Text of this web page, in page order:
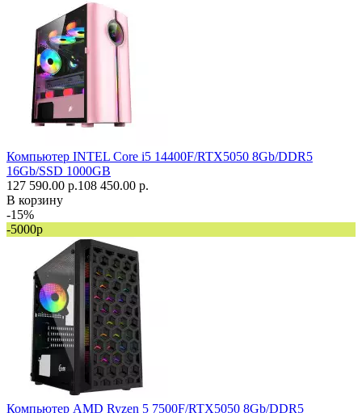
Компьютер INTEL Core i5 14400F/RTX5050 8Gb/DDR5
16Gb/SSD 1000GB
127 590.00 р.108 450.00 р.
В корзину
-15%
-5000р
Компьютер AMD Ryzen 5 7500F/RTX5050 8Gb/DDR5